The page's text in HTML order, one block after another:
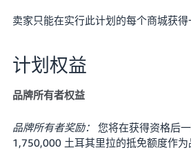
卖家只能在实行此计划的每个商城获得
计划权益
品牌所有者权益
品牌所有者奖励：
您将在获得资格后
1,750,000 土耳其里拉的抵免额度作为